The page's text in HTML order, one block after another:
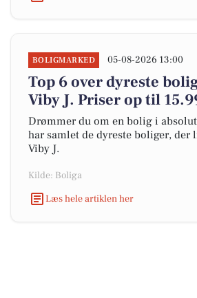
BOLIGMARKED 05-08-2026 13:00
Top 6 over dyreste
Viby J. Priser op til
Drømmer du om en bolig i
har samlet de dyreste boliger, der
Viby J.
Kilde: Boliga
Læs hele artiklen her